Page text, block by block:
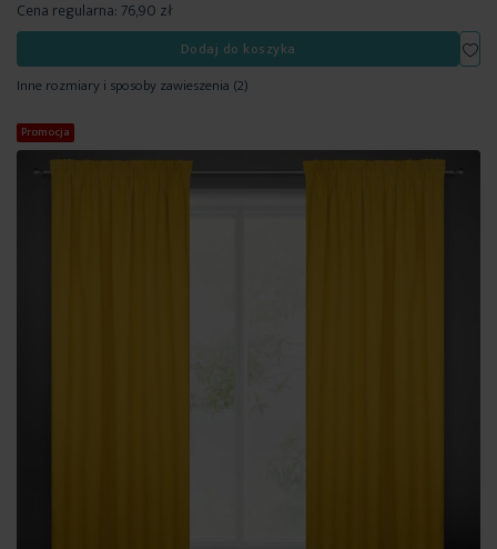
Cena regularna: 76,90 zł
Dodaj do koszyka
Inne rozmiary i sposoby zawieszenia (2)
Promocja